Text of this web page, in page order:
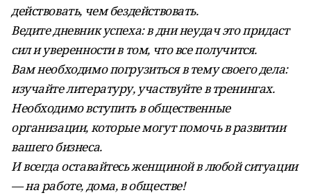
действовать, чем бездействовать.
Ведите дневник успеха: в дни неудач это придаст
сил и уверенности в том, что все получится.
Вам необходимо погрузиться в тему своего дела:
изучайте литературу, участвуйте в тренингах.
Необходимо вступить в общественные
организации, которые могут помочь в развитии
вашего бизнеса.
И всегда оставайтесь женщиной в любой ситуации
— на работе, дома, в обществе!